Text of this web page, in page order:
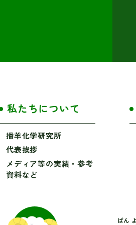
私たちについて
播羊化学研究所
代表挨拶
メディア等の実績・参考
資料など